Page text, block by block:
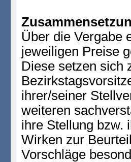
Über die Vergabe
jeweiligen Preise
Diese setzen sich
ihrer/seiner
weiteren
ihre Stellung bzw.
Wirken zur
Vorschläge